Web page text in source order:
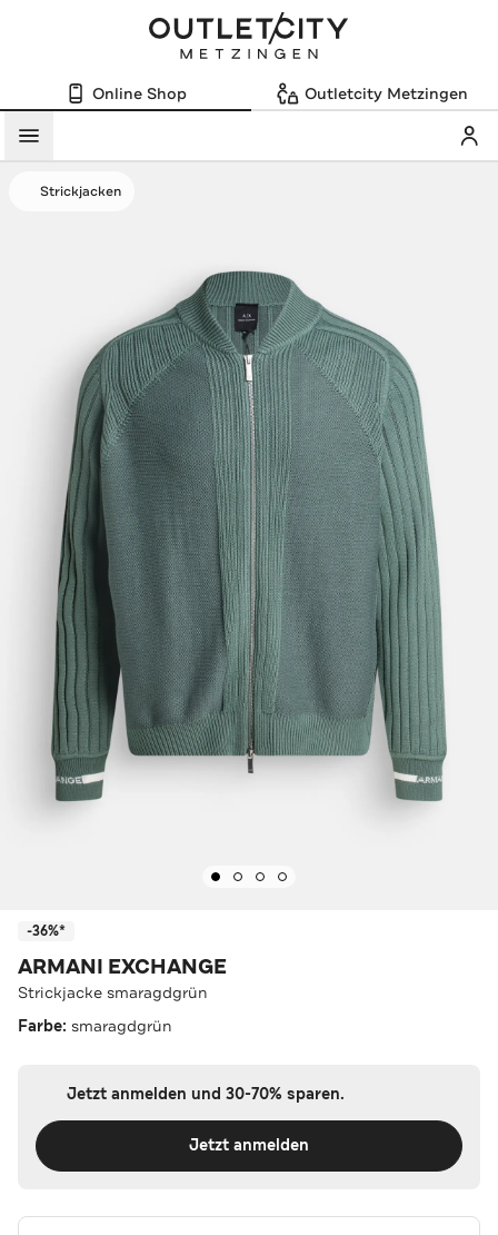
Online Shop Outletcity Metzingen
Menü
Strickjacken
-36%*
ARMANI EXCHANGE
Strickjacke smaragdgrün
Farbe: smaragdgrün
Jetzt anmelden und 30-70% sparen.
Jetzt anmelden